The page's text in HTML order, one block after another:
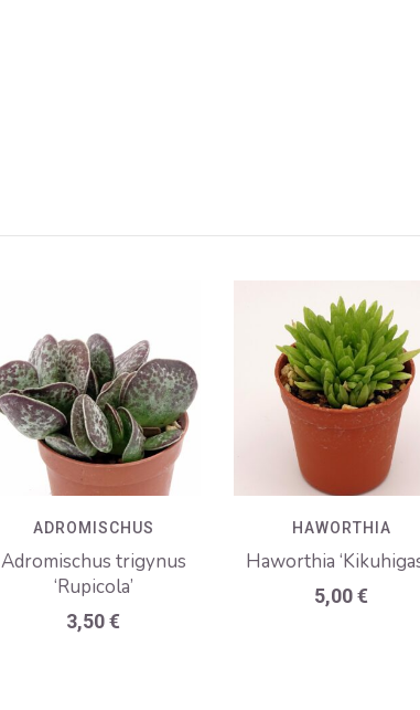
ADROMISCHUS
Adromischus trigynus
‘Rupicola’
3,50€
HAWORTHIA
Haworthia
5,00€